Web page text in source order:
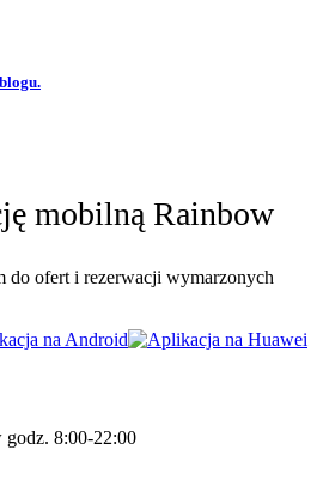
mobilną Rainbow
do ofert i rezerwacji wymarzonych
godz. 8:00-22:00